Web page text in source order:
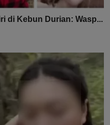
di Kebun Durian: Wasp...